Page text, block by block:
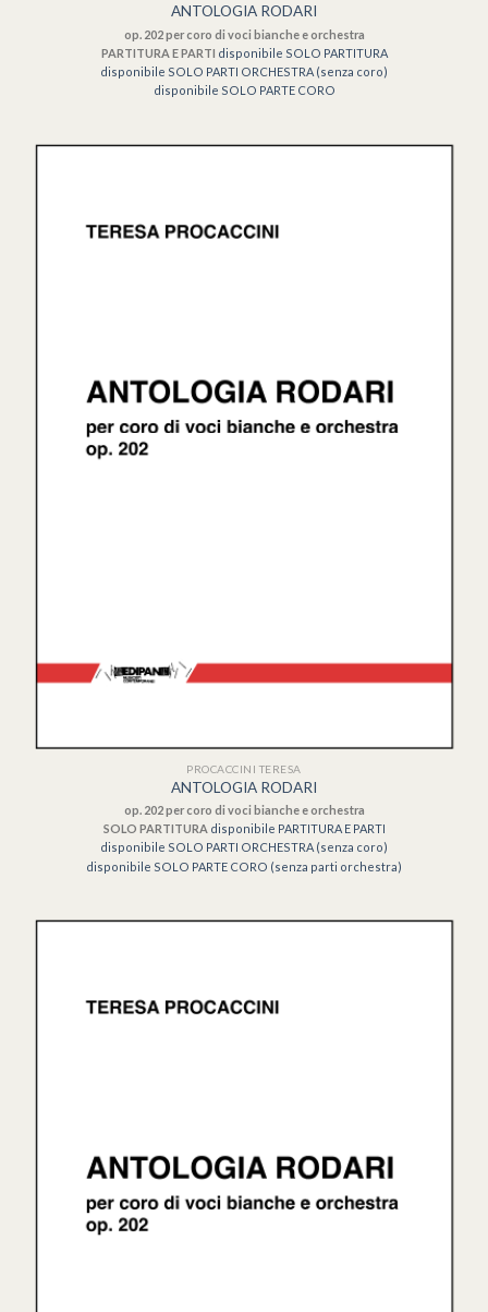
ANTOLOGIA RODARI
op. 202 per coro di voci bianche e orchestra
PARTITURA E PARTI disponibile SOLO PARTITURA
disponibile SOLO PARTI ORCHESTRA (senza coro)
disponibile SOLO PARTE CORO
PROCACCINI TERESA
ANTOLOGIA RODARI
op. 202 per coro di voci bianche e orchestra
SOLO PARTITURA disponibile PARTITURA E PARTI
disponibile SOLO PARTI ORCHESTRA (senza coro)
disponibile SOLO PARTE CORO (senza parti orchestra)